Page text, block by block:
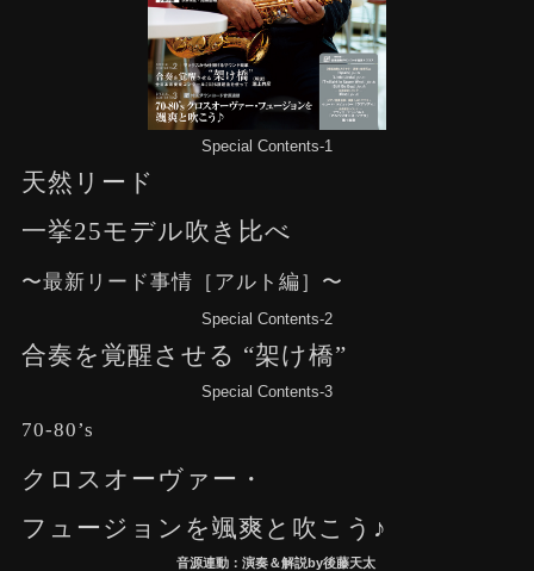
Special Contents-1
天然リード
一挙25モデル吹き比べ
〜最新リード事情［アルト編］〜
Special Contents-2
合奏を覚醒させる “架け橋”
Special Contents-3
70-80’s
クロスオーヴァー・
フュージョンを颯爽と吹こう♪
音源連動：演奏＆解説by後藤天太